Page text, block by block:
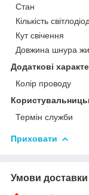
Стан
Кількість
Кут свічення
Довжина шнура
Додаткові
Колір проводу
Термін служби
Приховати
Умови доставки